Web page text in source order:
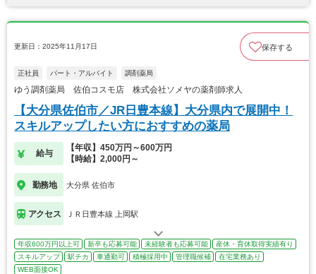
更新日：2025年11月17日 保存する
正社員 パート・アルバイト 調剤薬局
ゆう調剤薬局 佐伯コスモ店 株式会社ソメヤの薬剤師求人
【大分県佐伯市／JR日豊本線】大分県内で展開中！
スキルアップしたい方におすすめの薬局
給与
【年収】450万円～600万円
【時給】2,000円～
勤務地 大分県 佐伯市
アクセス ＪＲ日豊本線 上岡駅
年収600万円以上可 新卒も応募可能 未経験者も応募可能
産休・育休取得実績有り
スキルアップ
駅チカ 車通勤可 積極採用中 管理職候補
在宅業務あり
WEB面接OK